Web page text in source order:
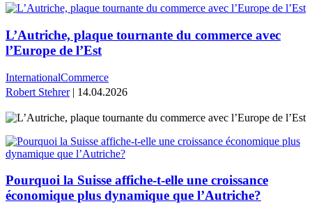
L’Autriche, plaque tournante du commerce avec
l’Europe de l’Est
InternationalCommerce
Robert Stehrer| 14.04.2026
Pourquoi la Suisse affiche-t-elle une croissance
économique plus dynamique que l’Autriche?